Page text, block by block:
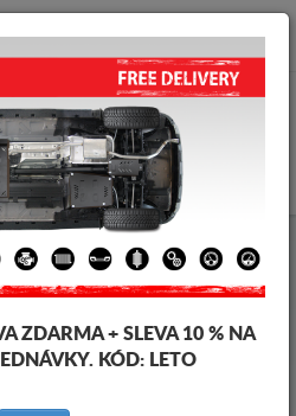
pod motor Dacia Logan III
vozidel
na produkty
ZDARMA + SLEVA 10 % NA
KÓD: LETO